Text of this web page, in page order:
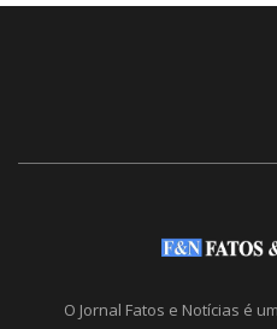
O Jornal Fatos e Notícias é